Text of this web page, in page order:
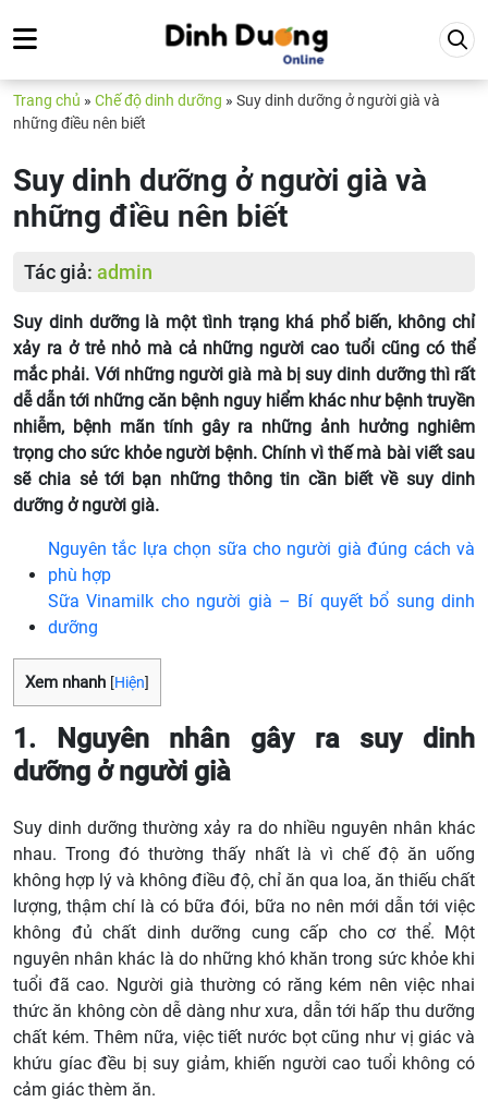
Trang chủ » Chế độ dinh dưỡng » Suy dinh dưỡng ở người già và
những điều nên biết
Suy dinh dưỡng ở người già và
những điều nên biết
Tác giả: admin
Suy dinh dưỡng là một tình trạng khá phổ biến, không chỉ
xảy ra ở trẻ nhỏ mà cả những người cao tuổi cũng có thể
mắc phải. Với những người già mà bị suy dinh dưỡng thì rất
dễ dẫn tới những căn bệnh nguy hiểm khác như bệnh truyền
nhiễm, bệnh mãn tính gây ra những ảnh hưởng nghiêm
trọng cho sức khỏe người bệnh. Chính vì thế mà bài viết sau
sẽ chia sẻ tới bạn những thông tin cần biết về suy dinh
dưỡng ở người già.
Nguyên tắc lựa chọn sữa cho người già đúng cách và
phù hợp
Sữa Vinamilk cho người già – Bí quyết bổ sung dinh
dưỡng
Xem nhanh [Hiện]
1. Nguyên nhân gây ra suy dinh
dưỡng ở người già
Suy dinh dưỡng thường xảy ra do nhiều nguyên nhân khác
nhau. Trong đó thường thấy nhất là vì chế độ ăn uống
không hợp lý và không điều độ, chỉ ăn qua loa, ăn thiếu chất
lượng, thậm chí là có bữa đói, bữa no nên mới dẫn tới việc
không đủ chất dinh dưỡng cung cấp cho cơ thể. Một
nguyên nhân khác là do những khó khăn trong sức khỏe khi
tuổi đã cao. Người già thường có răng kém nên việc nhai
thức ăn không còn dễ dàng như xưa, dẫn tới hấp thu dưỡng
chất kém. Thêm nữa, việc tiết nước bọt cũng như vị giác và
khứu gíac đều bị suy giảm, khiến người cao tuổi không có
cảm giác thèm ăn.